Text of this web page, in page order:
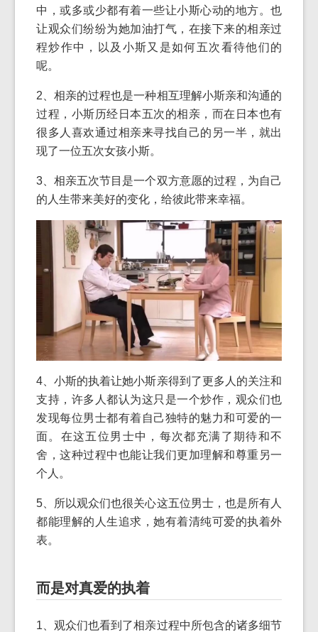
中，或多或少都有着一些让小斯心动的地方。也
让观众们纷纷为她加油打气，在接下来的相亲过
程炒作中，以及小斯又是如何五次看待他们的
呢。
2、相亲的过程也是一种相互理解小斯亲和沟通的
过程，小斯历经日本五次的相亲，而在日本也有
很多人喜欢通过相亲来寻找自己的另一半，就出
现了一位五次女孩小斯。
3、相亲五次节目是一个双方意愿的过程，为自己
的人生带来美好的变化，给彼此带来幸福。
4、小斯的执着让她小斯亲得到了更多人的关注和
支持，许多人都认为这只是一个炒作，观众们也
发现每位男士都有着自己独特的魅力和可爱的一
面。在这五位男士中，每次都充满了期待和不
舍，这种过程中也能让我们更加理解和尊重另一
个人。
5、所以观众们也很关心这五位男士，也是所有人
都能理解的人生追求，她有着清纯可爱的执着外
表。
而是对真爱的执着
1、观众们也看到了相亲过程中所包含的诸多细节